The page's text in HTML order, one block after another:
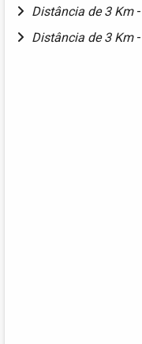
Distância de 3 Km -
Distância de 3 Km -